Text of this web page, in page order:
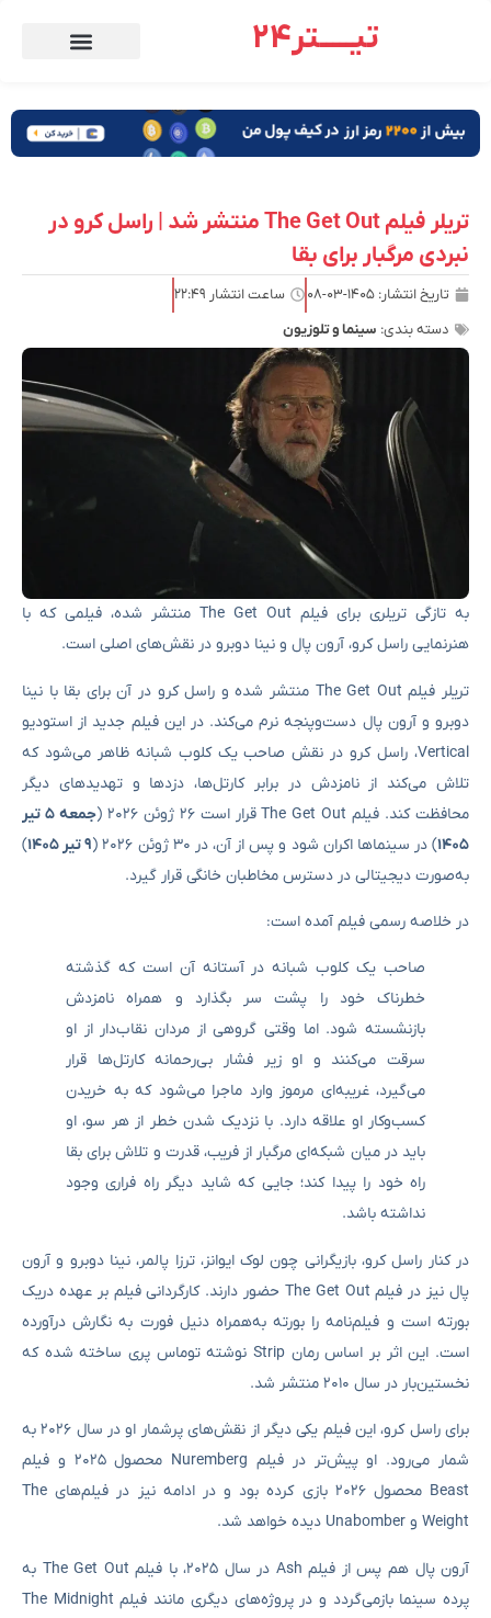
تیـــــتر24
تریلر فیلم The Get Out منتشر شد | راسل کرو در
نبردی مرگبار برای بقا
تاریخ انتشار: ۱۴۰۵-۰۳-۰۸ ساعت انتشار ۲۲:۴۹
دسته بندی: سینما و تلوزیون
به تازگی تریلری برای فیلم The Get Out منتشر شده، فیلمی که با
هنرنمایی راسل کرو، آرون پال و نینا دوبرو در نقش‌های اصلی است.
تریلر فیلم The Get Out منتشر شده و راسل کرو در آن برای بقا با نینا
دوبرو و آرون پال دست‌وپنجه نرم می‌کند. در این فیلم جدید از استودیو
Vertical، راسل کرو در نقش صاحب یک کلوب شبانه ظاهر می‌شود که
تلاش می‌کند از نامزدش در برابر کارتل‌ها، دزدها و تهدیدهای دیگر
محافظت کند. فیلم The Get Out قرار است ۲۶ ژوئن ۲۰۲۶ (
جمعه ۵ تیر
۱۴۰۵) در سینماها اکران شود و پس از آن، در ۳۰ ژوئن ۲۰۲۶ ( ۹ تیر ۱۴۰۵
)
به‌صورت دیجیتالی در دسترس مخاطبان خانگی قرار گیرد.
در خلاصه رسمی فیلم آمده است:
صاحب یک کلوب شبانه در آستانه آن است که گذشته
خطرناک خود را پشت سر بگذارد و همراه نامزدش
بازنشسته شود. اما وقتی گروهی از مردان نقاب‌دار از او
سرقت می‌کنند و او زیر فشار بی‌رحمانه کارتل‌ها قرار
می‌گیرد، غریبه‌ای مرموز وارد ماجرا می‌شود که به خریدن
کسب‌وکار او علاقه دارد. با نزدیک شدن خطر از هر سو، او
باید در میان شبکه‌ای مرگبار از فریب، قدرت و تلاش برای بقا
راه خود را پیدا کند؛ جایی که شاید دیگر راه فراری وجود
نداشته باشد.
در کنار راسل کرو، بازیگرانی چون لوک ایوانز، ترزا پالمر، نینا دوبرو و آرون
پال نیز در فیلم The Get Out حضور دارند. کارگردانی فیلم بر عهده دریک
بورته است و فیلم‌نامه را بورته به‌همراه دنیل فورت به نگارش درآورده
است. این اثر بر اساس رمان Strip نوشته توماس پری ساخته شده که
نخستین‌بار در سال ۲۰۱۰ منتشر شد.
برای راسل کرو، این فیلم یکی دیگر از نقش‌های پرشمار او در سال ۲۰۲۶ به
شمار می‌رود. او پیش‌تر در فیلم Nuremberg محصول ۲۰۲۵ و فیلم
Beast محصول ۲۰۲۶ بازی کرده بود و در ادامه نیز در فیلم‌های The
Weight و Unabomber دیده خواهد شد.
آرون پال هم پس از فیلم Ash در سال ۲۰۲۵، با فیلم The Get Out به
پرده سینما بازمی‌گردد و در پروژه‌های دیگری مانند فیلم The Midnight